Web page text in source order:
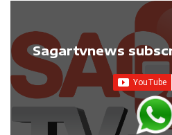
Sagartvnews